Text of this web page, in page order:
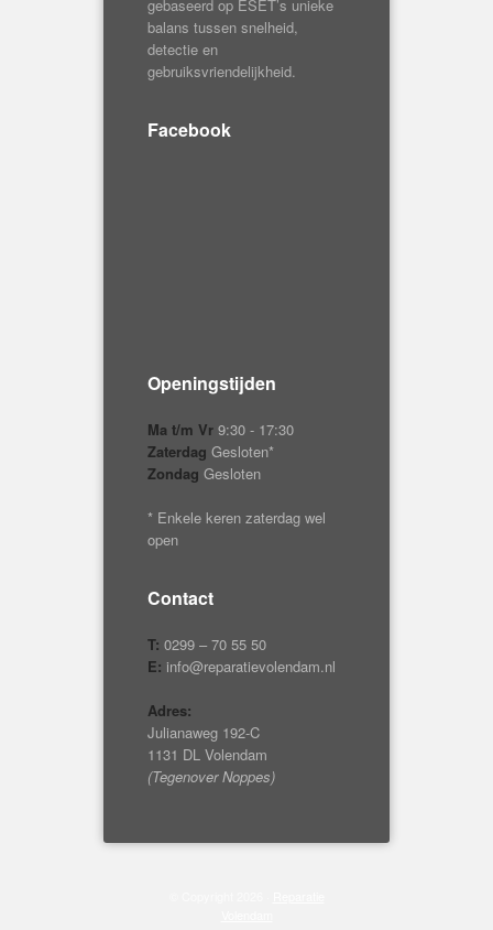
Facebook
Openingstijden
Ma t/m Vr 9:30 - 17:30
Zaterdag Gesloten*
Zondag Gesloten
* Enkele keren zaterdag wel
open
Contact
T: 0299 – 70 55 50
E: info@reparatievolendam.nl
Adres:
Julianaweg 192-C
1131 DL Volendam
(Tegenover Noppes)